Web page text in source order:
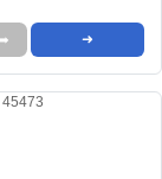
➜